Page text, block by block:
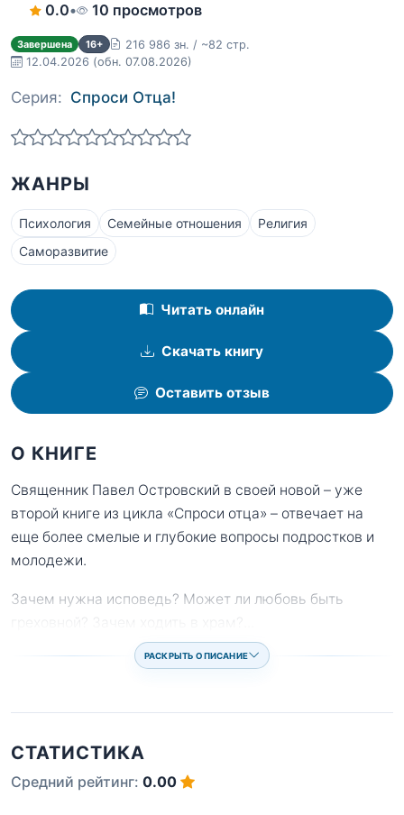
0.0• 10 просмотров
Завершена 16+
216 986 зн. / ~82 стр.
12.04.2026 (обн. 07.08.2026)
Серия: Спроси Отца!
ЖАНРЫ
Психология Семейные отношения
Религия
Саморазвитие
Читать онлайн
Скачать книгу
Оставить отзыв
О КНИГЕ
Священник Павел Островский в своей новой – уже
второй книге из цикла «Спроси отца» – отвечает на
еще более смелые и глубокие вопросы подростков и
молодежи.
Зачем нужна исповедь? Может ли любовь быть
РАСКРЫТЬ ОПИСАНИЕ
СТАТИСТИКА
Средний рейтинг: 0.00